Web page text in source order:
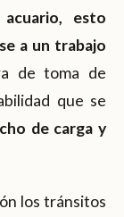
esto
a un trabajo
de toma de
que se
de carga y
los tránsitos